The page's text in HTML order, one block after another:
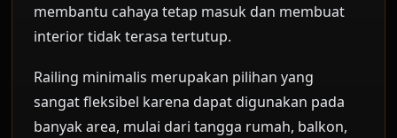
membantu cahaya tetap masuk dan membuat
interior tidak terasa tertutup.
Railing minimalis merupakan pilihan yang
sangat fleksibel karena dapat digunakan pada
banyak area, mulai dari tangga rumah, balkon,